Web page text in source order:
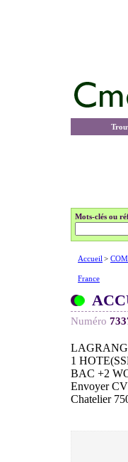
Mots-clés ou
Accueil >
France
Numéro
1
BAC +2
Envoyer
Chatelier